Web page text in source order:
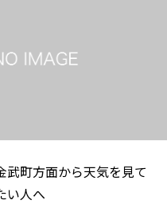
武町方面から天気を見て
い人へ